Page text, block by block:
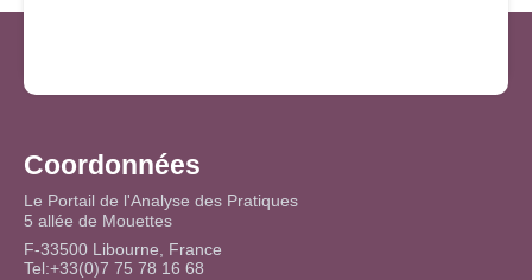
Coordonnées
Le Portail de l'Analyse des Pratiques
5 allée de Mouettes
F-33500 Libourne, France
Tel:+33(0)7 75 78 16 68